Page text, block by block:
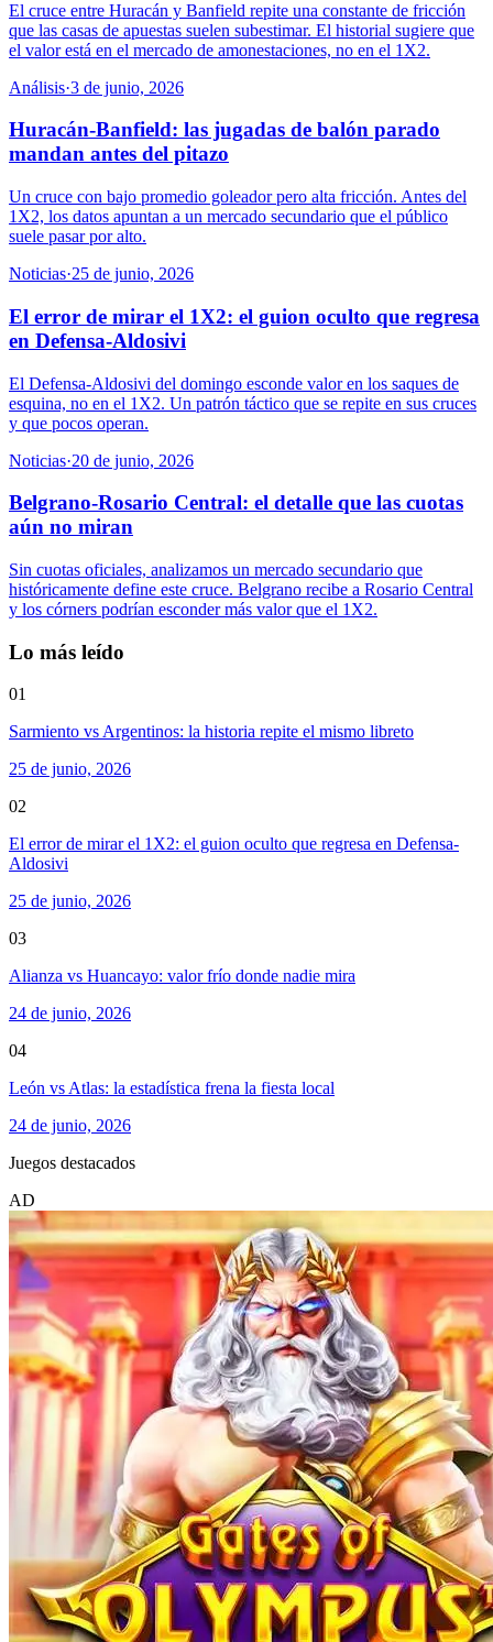
El cruce entre Huracán y Banfield repite una constante de fricción
que las casas de apuestas suelen subestimar. El historial sugiere que
el valor está en el mercado de amonestaciones, no en el 1X2.
Análisis·3 de junio, 2026
Huracán-Banfield: las jugadas de balón parado
mandan antes del pitazo
Un cruce con bajo promedio goleador pero alta fricción. Antes del
1X2, los datos apuntan a un mercado secundario que el público
suele pasar por alto.
Noticias·25 de junio, 2026
El error de mirar el 1X2: el guion oculto que regresa
en Defensa-Aldosivi
El Defensa-Aldosivi del domingo esconde valor en los saques de
esquina, no en el 1X2. Un patrón táctico que se repite en sus cruces
y que pocos operan.
Noticias·20 de junio, 2026
Belgrano-Rosario Central: el detalle que las cuotas
aún no miran
Sin cuotas oficiales, analizamos un mercado secundario que
históricamente define este cruce. Belgrano recibe a Rosario Central
y los córners podrían esconder más valor que el 1X2.
Lo más leído
01
Sarmiento vs Argentinos: la historia repite el mismo libreto
25 de junio, 2026
02
El error de mirar el 1X2: el guion oculto que regresa en Defensa-
Aldosivi
25 de junio, 2026
03
Alianza vs Huancayo: valor frío donde nadie mira
24 de junio, 2026
04
León vs Atlas: la estadística frena la fiesta local
24 de junio, 2026
Juegos destacados
AD